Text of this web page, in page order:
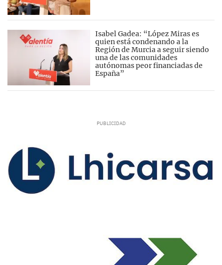
Isabel Gadea: “López Miras es
quien está condenando a la
Región de Murcia a seguir siendo
una de las comunidades
autónomas peor financiadas de
España”